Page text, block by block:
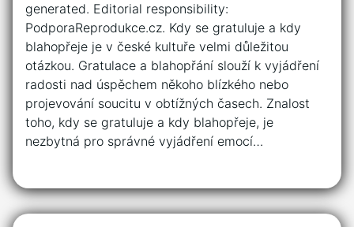
generated. Editorial responsibility:
PodporaReprodukce.cz. Kdy se gratuluje a kdy
blahopřeje je v české kultuře velmi důležitou
otázkou. Gratulace a blahopřání slouží k vyjádření
radosti nad úspěchem někoho blízkého nebo
projevování soucitu v obtížných časech. Znalost
toho, kdy se gratuluje a kdy blahopřeje, je
nezbytná pro správné vyjádření emocí…